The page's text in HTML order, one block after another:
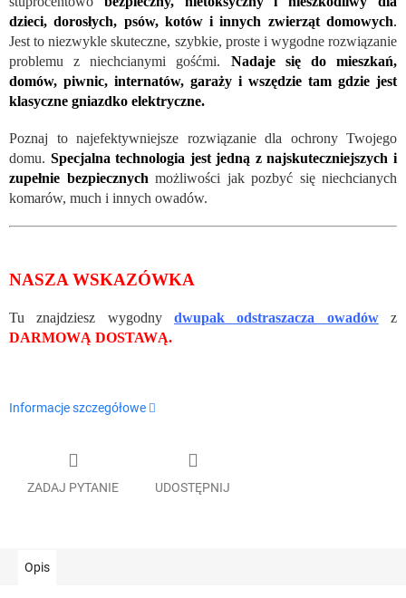
dzieci, dorosłych, psów, kotów i innych zwierząt domowych.
Jest to niezwykle skuteczne, szybkie, proste i wygodne rozwiązanie
problemu z niechcianymi gośćmi. Nadaje się do mieszkań,
domów, piwnic, internatów, garaży i wszędzie tam gdzie jest
klasyczne gniazdko elektryczne.
Poznaj to najefektywniejsze rozwiązanie dla ochrony Twojego
domu. Specjalna technologia jest jedną z najskuteczniejszych i
zupełnie bezpiecznych możliwości jak pozbyć się niechcianych
komarów, much i innych owadów.
NASZA WSKAZÓWKA
Tu znajdziesz wygodny dwupak odstraszacza owadówz
DARMOWĄ DOSTAWĄ.
Informacje szczegółowe
ZADAJ PYTANIE UDOSTĘPNIJ
Opis